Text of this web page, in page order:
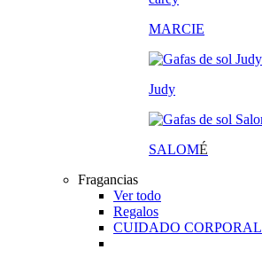
MARCIE
Judy
SALOMÉ
Fragancias
Ver todo
Regalos
CUIDADO CORPORAL